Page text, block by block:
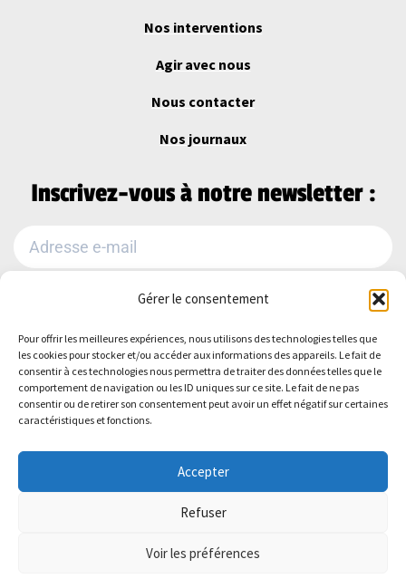
Gérer le consentement
Pour offrir les meilleures expériences, nous utilisons des technologies telles que
les cookies pour stocker et/ou accéder aux informations des appareils. Le fait de
consentir à ces technologies nous permettra de traiter des données telles que le
comportement de navigation ou les ID uniques sur ce site. Le fait de ne pas
consentir ou de retirer son consentement peut avoir un effet négatif sur certaines
caractéristiques et fonctions.
Accepter
Refuser
Voir les préférences
Nos interventions
Agir avec nous
Nous contacter
Nos journaux
Inscrivez-vous à notre newsletter :
Je m'abonne
Alternative:
Suivez-nous sur :
légales–Plan du site